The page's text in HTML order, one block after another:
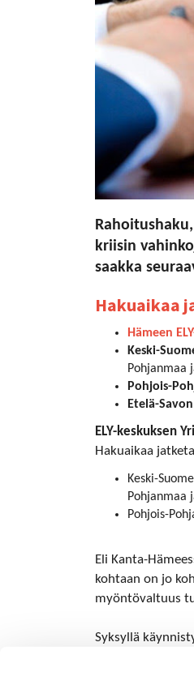
kriisin
saakka
Hakuaikaa
Hämeen
Keski-
Pohjanmaa
Pohjois-
Etelä-
ELY-keskuksen
Hakuaikaa
Keski-
Pohjanmaa
Pohjois-
Eli Kanta-
kohtaan on jo
myöntövaltuus
Syksyllä